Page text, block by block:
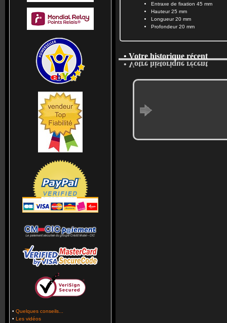
• Quelques conseils...
• Les vidéos
Entraxe de fixation 45 mm
Hauteur 25 mm
Longueur 20 mm
Profondeur 20 mm
• Votre historique récent
• Votre historique récent